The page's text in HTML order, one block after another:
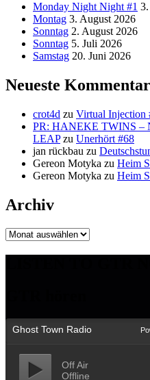
Monday Night Night #1
Montag 3. August 2026
Sonntag 2. August 2026
Sonntag 5. Juli 2026
Samstag 20. Juni 2026
Neueste
crot4d zu Virtual Injection
PR: HANEKE TWINS –
LEAPzu Unerhört #68
jan rückbau zu
Gereon Motyka zu Heim
Gereon Motyka zu Heim
Archiv
Archiv